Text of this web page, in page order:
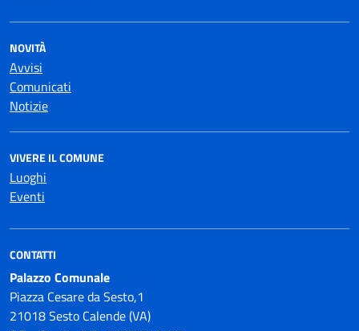
NOVITÀ
Avvisi
Comunicati
Notizie
VIVERE IL COMUNE
Luoghi
Eventi
CONTATTI
Palazzo Comunale
Piazza Cesare da Sesto,1
21018 Sesto Calende (VA)